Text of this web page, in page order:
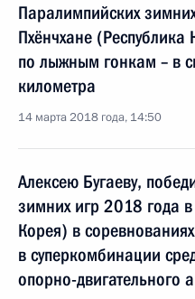
Паралимпийских
Пхёнчхане
по лыжным гонкам – в
километра
14 марта 2018 года, 14:50
Алексею Бугаеву,
зимних игр 2018 года
Корея) в
в суперкомбинации
опорно-двигательного